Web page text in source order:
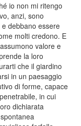
io non mi ritengo
anzi, sono
debbano essere
molti credono. E
valore e
la loro
che il giardino
in un paesaggio
di forme, capace
in cui
dichiarata